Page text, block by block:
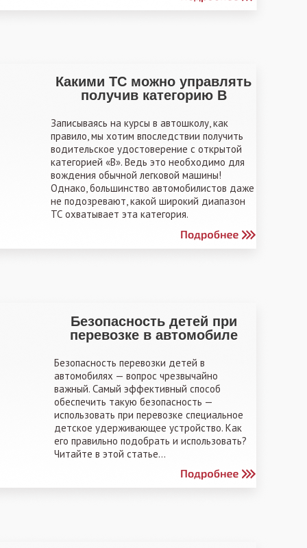
Какими ТС можно управлять
получив категорию В
Безопасность детей при
перевозке в автомобиле
Записываясь на курсы в автошколу, как
правило, мы хотим впоследствии получить
водительское удостоверение с открытой
категорией «В». Ведь это необходимо для
вождения обычной легковой машины!
Однако, большинство автомобилистов даже
не подозревают, какой широкий диапазон
ТС охватывает эта категория.
Безопасность перевозки детей в
автомобилях — вопрос чрезвычайно
важный. Самый эффективный способ
обеспечить такую безопасность —
использовать при перевозке специальное
детское удерживающее устройство. Как
его правильно подобрать и использовать?
Читайте в этой статье...